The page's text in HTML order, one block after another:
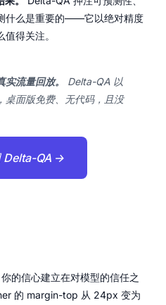
什么是重要的——它以绝对精度
得关注。
流量回放。
Delta-QA 以
桌面版免费、无代码，且没
Delta-QA →
的信心建立在对模型的信任之
的 margin-top 从 24px 变为